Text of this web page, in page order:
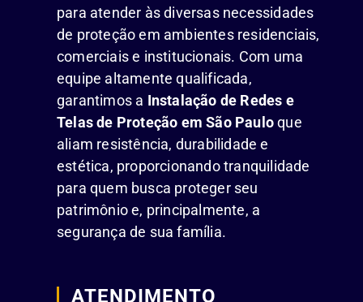
para atender às diversas necessidades
de proteção em ambientes residenciais,
comerciais e institucionais. Com uma
equipe altamente qualificada,
garantimos a Instalação de Redes e
Telas de Proteção em São Pauloque
aliam resistência, durabilidade e
estética, proporcionando tranquilidade
para quem busca proteger seu
patrimônio e, principalmente, a
segurança de sua família.
ATENDIMENTO